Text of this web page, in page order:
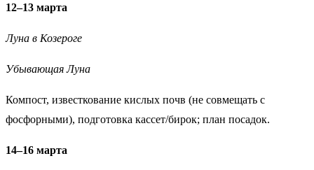
12–13 марта
Луна в Козероге
Убывающая Луна
Компост, известкование кислых почв (не совмещать с
фосфорными), подготовка кассет/бирок; план посадок.
14–16 марта